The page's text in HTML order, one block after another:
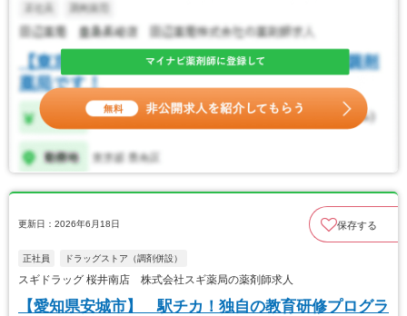
更新日：2026年6月18日 保存する
正社員 ドラッグストア（調剤併設）
スギドラッグ 桜井南店 株式会社スギ薬局の薬剤師求人
【愛知県安城市】 駅チカ！独自の教育研修プログラ